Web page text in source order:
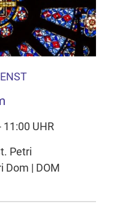
11:00 UHR
Petri
Dom | DOM